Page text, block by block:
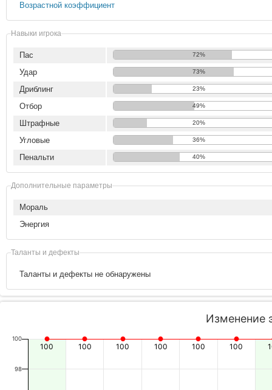
Возрастной коэффициент
Навыки игрока
Пас 72%
Удар 73%
Дриблинг 23%
Отбор 49%
Штрафные 20%
Угловые 36%
Пенальти 40%
Дополнительные параметры
Мораль
Энергия
Таланты и дефекты
Таланты и дефекты не обнаружены
Изменение
100 100 100 100 100 100
98
100